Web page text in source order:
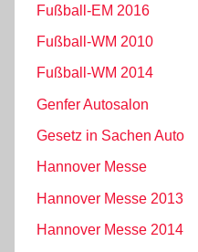
Fußball-EM 2016
Fußball-WM 2010
Fußball-WM 2014
Genfer Autosalon
Gesetz in Sachen Auto
Hannover Messe
Hannover Messe 2013
Hannover Messe 2014